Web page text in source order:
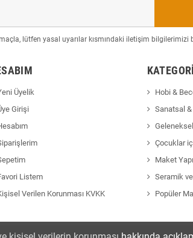
lütfen yasal uyarılar kısmındaki iletişim bilgilerimizi
Üyelik
Girişi
Listem
Verilen Korunması KVKK
Hobi &
Sanatsal
Çocuklar
Maket
Seramik
Popüler